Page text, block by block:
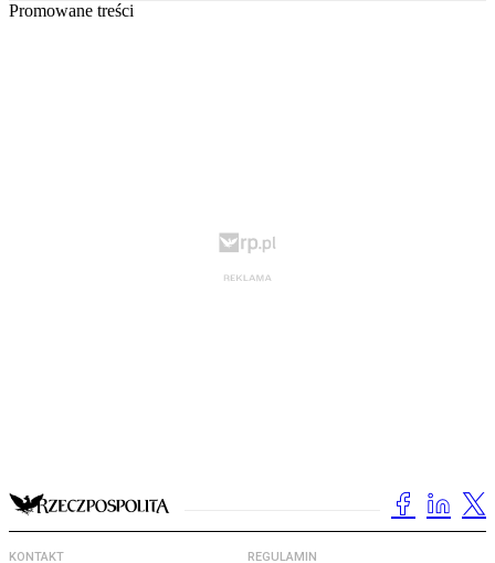
Promowane treści
KONTAKT REGULAMIN